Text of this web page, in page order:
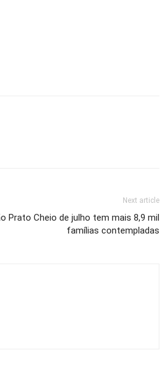
Next article
Prato Cheio de julho tem mais 8,9 mil
famílias contempladas